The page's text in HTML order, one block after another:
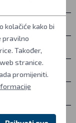
kolačiće kako bi
pravilno
Također,
stranice.
promijeniti.